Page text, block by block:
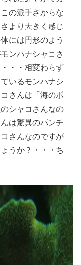
の派手さからな
より大きく感じ
には円形のよう
ンハナシャコさ
・・相変わらず
いるモンハナシ
さんは「海のボ
シャコさんなの
は驚異のパンチ
さんなのですが
うか？・・・ち